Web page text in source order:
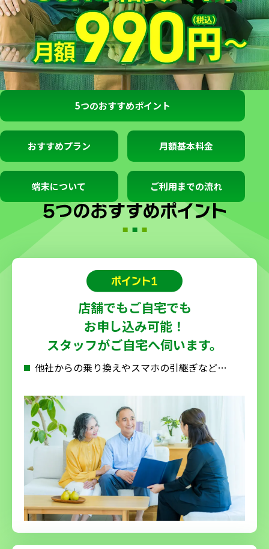
5つのおすすめポイント
おすすめプラン 月額基本料金
端末について ご利用までの流れ
店舗でもご自宅でも
お申し込み可能！
スタッフがご自宅へ伺います。
他社からの乗り換えやスマホの引継ぎなど…